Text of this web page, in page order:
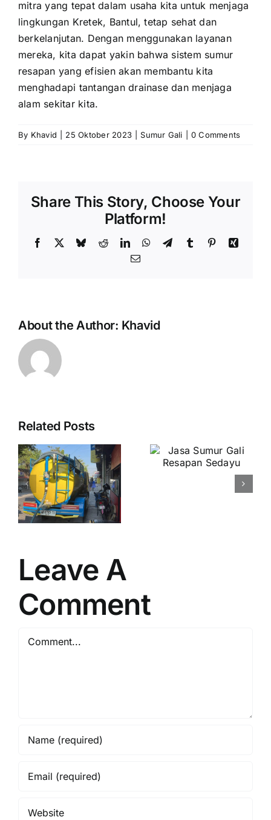
mitra yang tepat dalam usaha kita untuk menjaga
lingkungan Kretek, Bantul, tetap sehat dan
berkelanjutan. Dengan menggunakan layanan
mereka, kita dapat yakin bahwa sistem sumur
resapan yang efisien akan membantu kita
menghadapi tantangan drainase dan menjaga
alam sekitar kita.
By Khavid 25 Oktober 2023 Sumur Gali 0 Comments
Share This Story, Choose Your
Platform!
Facebook BlueskyRedditLinkedInWhatsApp
TelegramTumblr PinterestXing
Email
About the Author: Khavid
Related Posts
Jasa
Sumur Gali
Resapan
Sedayu
Jasa
Sumur Gali
Resapan
Ngampilan
Leave A
Comment
Comment